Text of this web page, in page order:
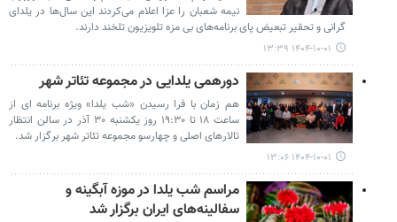
نیمه شعبان را عزا اعلام می‌کردند این سال‌ها در یلدای
گرانی و تحقیر تبعیض پای برنامه‌های بی مزه تلویزیون تلخند دارند.
۱۴۰۴-۱۰-۰۱ ۱۳:۳۹
دورهمی یلدایی در مجموعه تئاتر شهر
هم زمان با فرا رسیدن «شب یلدا» ویژه برنامه ای از
ساعت ۱۸ تا ۱۹:۳۰ روز یکشنبه ۳۰ آذر در سالن انتظار
تالارهای اصلی و چهارسو مجموعه تئاتر شهر برگزار شد.
۱۴۰۴-۱۰-۰۱ ۱۳:۰۶
مراسم شب یلدا در موزه آبگینه و
سفالینه‌های ایران برگزار شد